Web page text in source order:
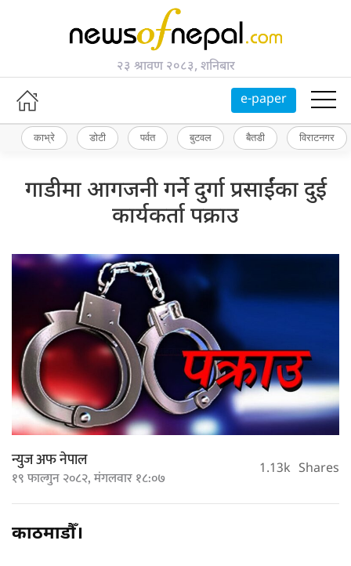
२३ श्रावण २०८३, शनिबार
e-paper
काभ्रे डोटी पर्वत बुटवल बैतडी विराटनगर
गाडीमा आगजनी गर्ने दुर्गा प्रसाईंका दुई
कार्यकर्ता पक्राउ
न्युज अफ नेपाल
१९ फाल्गुन २०८२, मंगलवार १८:०७ 1.13k Shares
काठमाडौँ।